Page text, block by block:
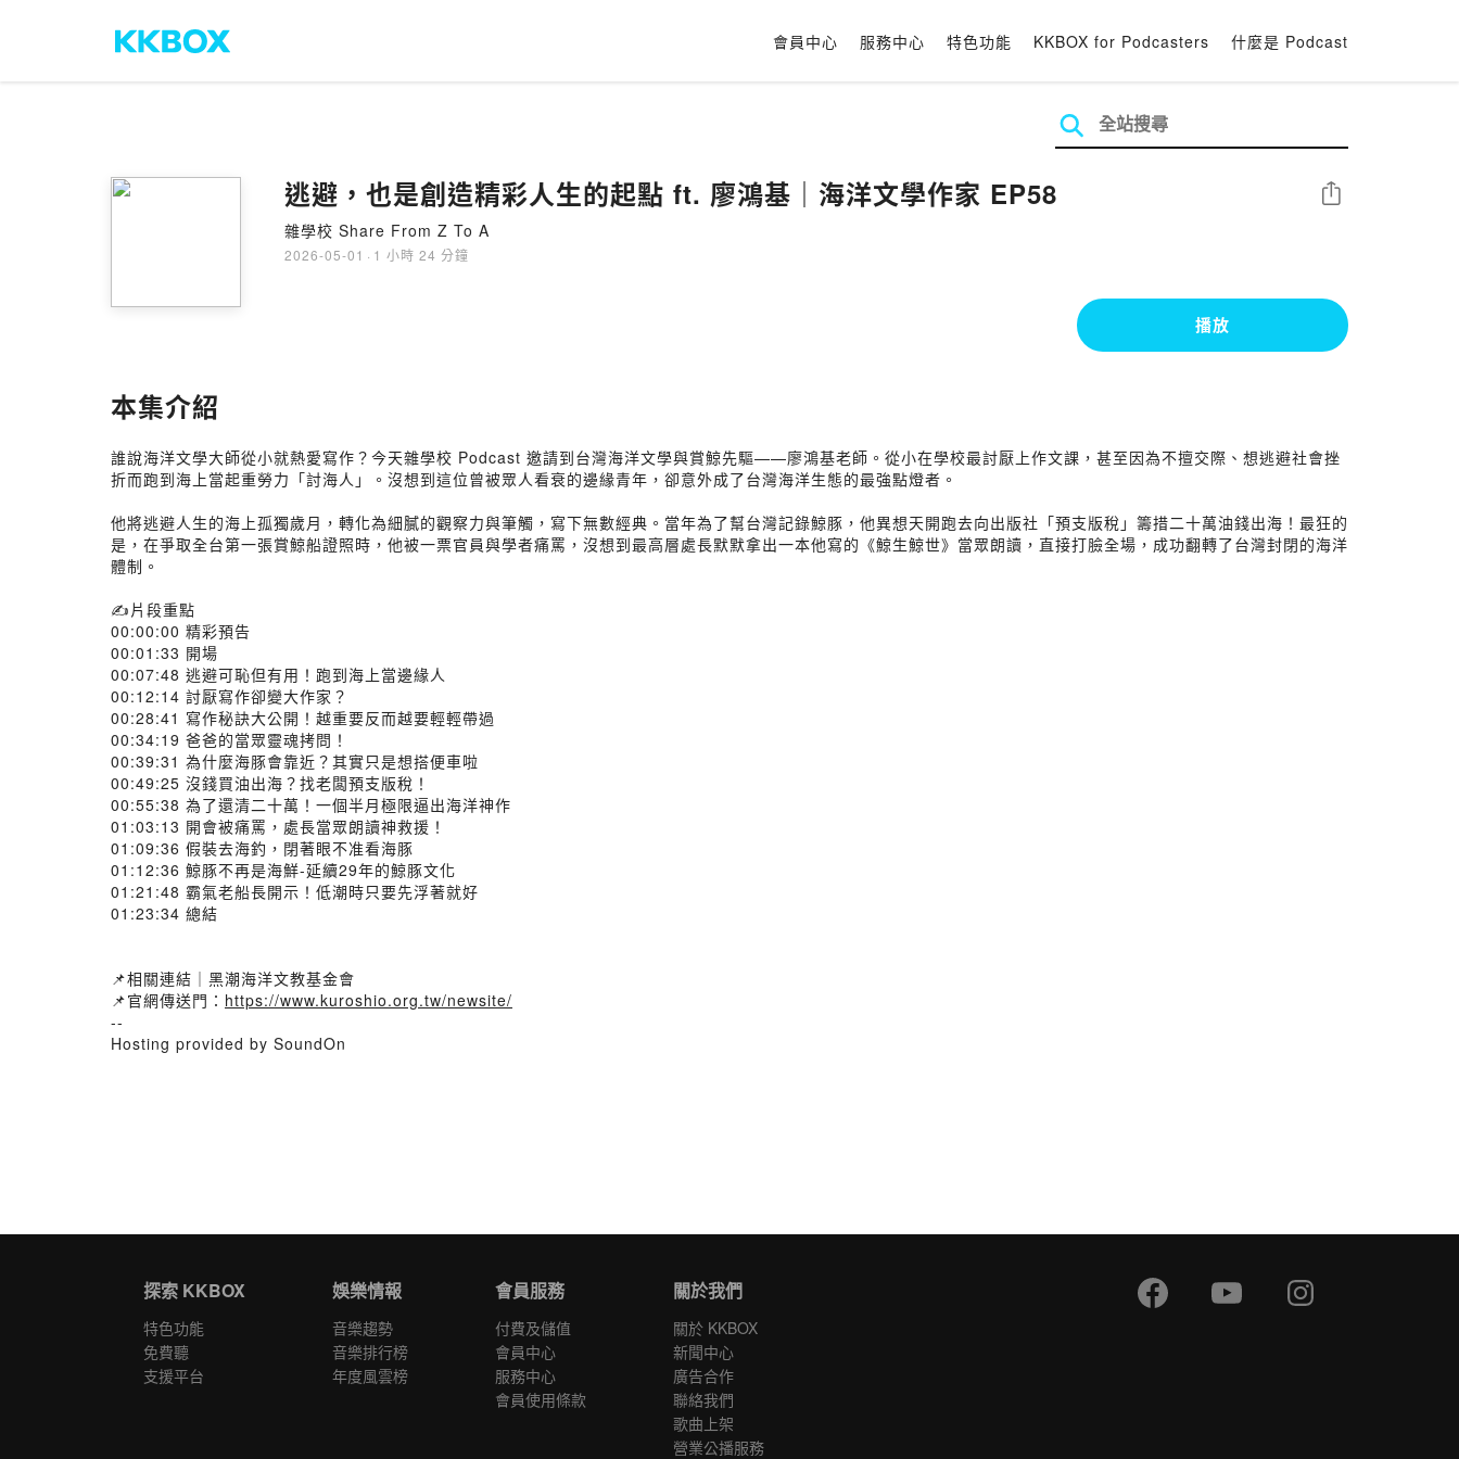
會員中心 服務中心 特色功能 KKBOX for Podcasters 什麼是 Podcast
逃避，也是創造精彩人生的起點 ft. 廖鴻基｜海洋文學作家 EP58
雜學校 Share From Z To A
2026-05-01 · 1 小時 24 分鐘
分享
播放
本集介紹
誰說海洋文學大師從小就熱愛寫作？今天雜學校 Podcast 邀請到台灣海洋文學與賞鯨先驅——廖鴻基老師。從小在學校最討厭上作文課，甚至因為不擅交際、想逃避社會挫
折而跑到海上當起重勞力「討海人」。沒想到這位曾被眾人看衰的邊緣青年，卻意外成了台灣海洋生態的最強點燈者。
他將逃避人生的海上孤獨歲月，轉化為細膩的觀察力與筆觸，寫下無數經典。當年為了幫台灣記錄鯨豚，他異想天開跑去向出版社「預支版稅」籌措二十萬油錢出海！最狂的
是，在爭取全台第一張賞鯨船證照時，他被一票官員與學者痛罵，沒想到最高層處長默默拿出一本他寫的《鯨生鯨世》當眾朗讀，直接打臉全場，成功翻轉了台灣封閉的海洋
體制。
✍️片段重點
00:00:00 精彩預告
00:01:33 開場
00:07:48 逃避可恥但有用！跑到海上當邊緣人
00:12:14 討厭寫作卻變大作家？
00:28:41 寫作秘訣大公開！越重要反而越要輕輕帶過
00:34:19 爸爸的當眾靈魂拷問！
00:39:31 為什麼海豚會靠近？其實只是想搭便車啦
00:49:25 沒錢買油出海？找老闆預支版稅！
00:55:38 為了還清二十萬！一個半月極限逼出海洋神作
01:03:13 開會被痛罵，處長當眾朗讀神救援！
01:09:36 假裝去海釣，閉著眼不准看海豚
01:12:36 鯨豚不再是海鮮-延續29年的鯨豚文化
01:21:48 霸氣老船長開示！低潮時只要先浮著就好
01:23:34 總結
📌相關連結｜黑潮海洋文教基金會
📌官網傳送門： https://www.kuroshio.org.tw/newsite/
--
Hosting provided by SoundOn
探索 KKBOX
特色功能
免費聽
支援平台
娛樂情報
音樂趨勢
音樂排行榜
年度風雲榜
會員服務
付費及儲值
會員中心
服務中心
會員使用條款
關於我們
關於 KKBOX
新聞中心
廣告合作
聯絡我們
歌曲上架
營業公播服務